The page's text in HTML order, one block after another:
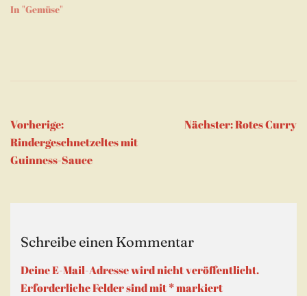
In "Gemüse"
Beitragsnavigation
Vorherige:
Rindergeschnetzeltes mit
Guinness-Sauce
Nächster:Rotes Curry
Schreibe einen Kommentar
Deine E-Mail-Adresse wird nicht veröffentlicht.
Erforderliche Felder sind mit*markiert